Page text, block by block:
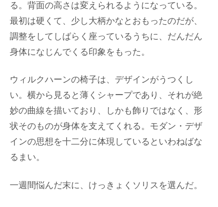
る。背面の高さは変えられるようになっている。
最初は硬くて、少し大柄かなとおもったのだが、
調整をしてしばらく座っているうちに、だんだん
身体になじんでくる印象をもった。
ウィルクハーンの椅子は、デザインがうつくし
い。横から見ると薄くシャープであり、それが絶
妙の曲線を描いており、しかも飾りではなく、形
状そのものが身体を支えてくれる。モダン・デザ
インの思想を十二分に体現しているといわねばな
るまい。
一週間悩んだ末に、けっきょくソリスを選んだ。